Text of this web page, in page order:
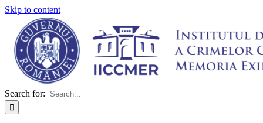
Skip to content
Search for: